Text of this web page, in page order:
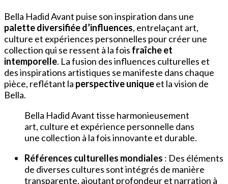
Bella Hadid Avant puise son inspiration dans une
palette diversifiée d’influences, entrelaçant art,
culture et expériences personnelles pour créer une
collection qui se ressent à la fois fraîche et
intemporelle. La fusion des influences culturelles et
des inspirations artistiques se manifeste dans chaque
pièce, reflétant la perspective uniqueet la vision de
Bella.
Bella Hadid Avant tisse harmonieusement
art, culture et expérience personnelle dans
une collection à la fois innovante et durable.
Références culturelles mondiales : Des éléments
de diverses cultures sont intégrés de manière
transparente, ajoutant profondeur et narration à